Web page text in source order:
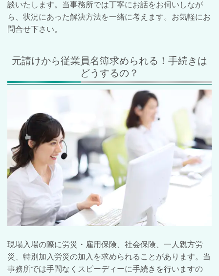
談いたします。当事務所では丁寧にお話をお伺いしなが
ら、状況にあった解決方法を一緒に考えます。お気軽にお
問合せ下さい。
元請けから従業員名簿求められる！手続きは
どうするの？
現場入場の際に労災・雇用保険、社会保険、一人親方労
災、特別加入労災の加入を求められることがあります。当
事務所では手間なくスピーディーに手続きを行いますの